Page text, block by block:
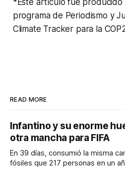
programa de Periodismo y
Climate Tracker para la
READ MORE
Infantino y su enorme
otra mancha para FIFA
En 39 días, consumió la misma
fósiles que 217 personas en un